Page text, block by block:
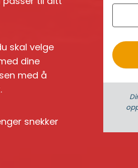
skal velge
dine
med å
snekker